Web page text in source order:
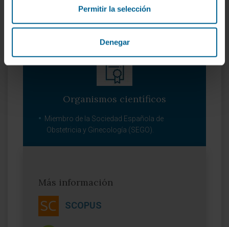
Permitir la selección
Denegar
Organismos científicos
Miembro de la Sociedad Española de
Obstetricia y Ginecología (SEGO).
Más información
SCOPUS